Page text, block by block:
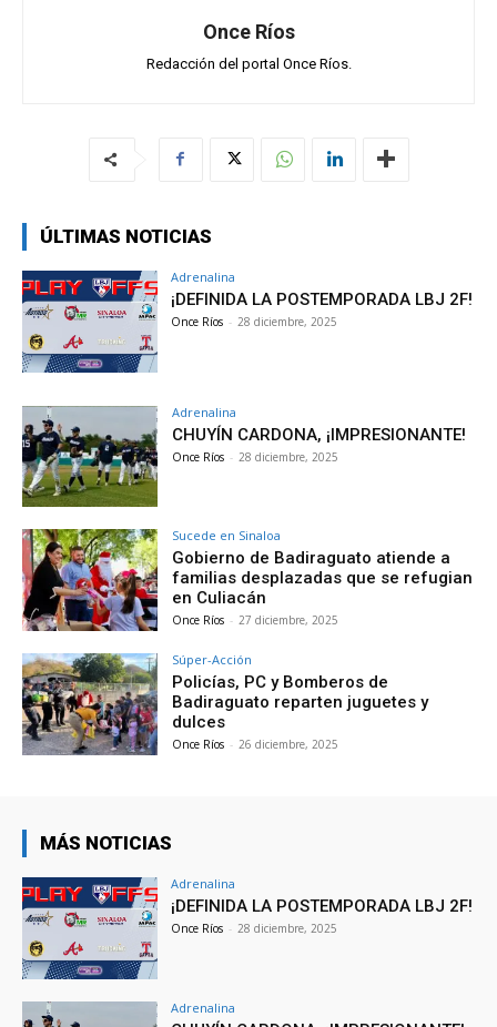
Once Ríos
Redacción del portal Once Ríos.
ÚLTIMAS NOTICIAS
Adrenalina
¡DEFINIDA LA POSTEMPORADA LBJ 2F!
Once Ríos - 28 diciembre, 2025
Adrenalina
CHUYÍN CARDONA, ¡IMPRESIONANTE!
Once Ríos - 28 diciembre, 2025
Sucede en Sinaloa
Gobierno de Badiraguato atiende a
familias desplazadas que se refugian
en Culiacán
Once Ríos - 27 diciembre, 2025
Súper-Acción
Policías, PC y Bomberos de
Badiraguato reparten juguetes y
dulces
Once Ríos - 26 diciembre, 2025
MÁS NOTICIAS
Adrenalina
¡DEFINIDA LA POSTEMPORADA LBJ 2F!
Once Ríos - 28 diciembre, 2025
Adrenalina